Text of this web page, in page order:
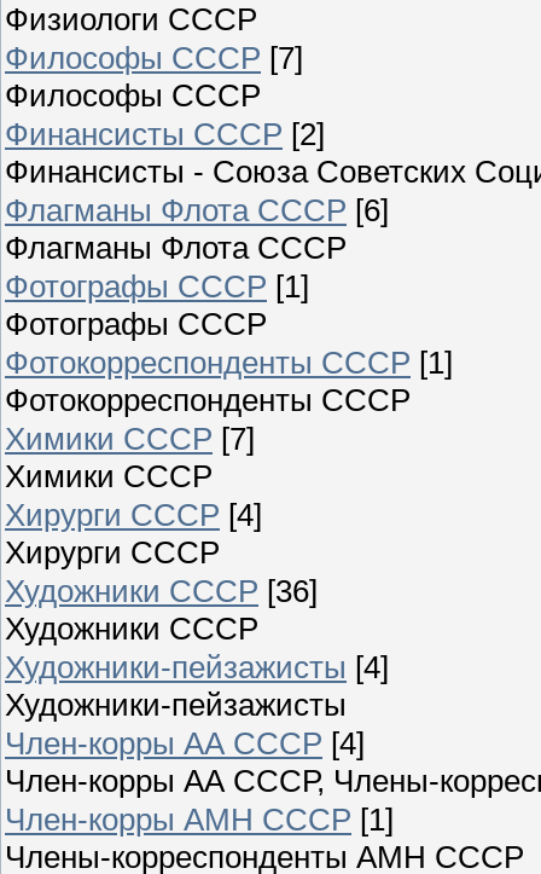
Физиологи СССР
Философы СССР [7]
Философы СССР
Финансисты СССР [2]
Финансисты - Союза Советских
Флагманы Флота СССР [6]
Флагманы Флота СССР
Фотографы СССР [1]
Фотографы СССР
Фотокорреспонденты СССР [1]
Фотокорреспонденты СССР
Химики СССР [7]
Химики СССР
Хирурги СССР [4]
Хирурги СССР
Художники СССР [36]
Художники СССР
Художники-пейзажисты [4]
Художники-пейзажисты
Член-корры АА СССР [4]
Член-корры АА СССР, Члены-
Член-корры АМН СССР [1]
Члены-корреспонденты АМН СССР